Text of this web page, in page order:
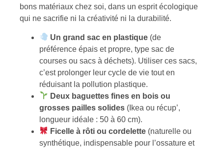
bons matériaux chez soi, dans un esprit écologique
qui ne sacrifie ni la créativité ni la durabilité.
Un grand sac en plastique (de
préférence épais et propre, type sac de
courses ou sacs à déchets). Utiliser ces sacs,
c’est prolonger leur cycle de vie tout en
réduisant la pollution plastique.
Deux baguettes fines en bois ou
grosses pailles solides (Ikea ou récup’,
longueur idéale : 50 à 60 cm).
Ficelle à rôti ou cordelette (naturelle ou
synthétique, indispensable pour l’ossature et